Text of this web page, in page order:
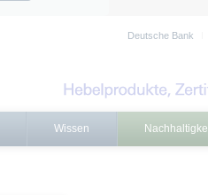
Deutsche Bank
Wissen